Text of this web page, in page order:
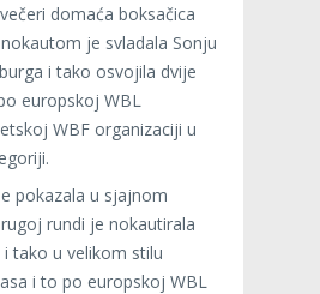
domaća boksačica
je svladala Sonju
i tako osvojila dvije
europskoj WBL
WBF organizaciji u
pokazala u sjajnom
rundi je nokautirala
tako u velikom stilu
i to po europskoj WBL